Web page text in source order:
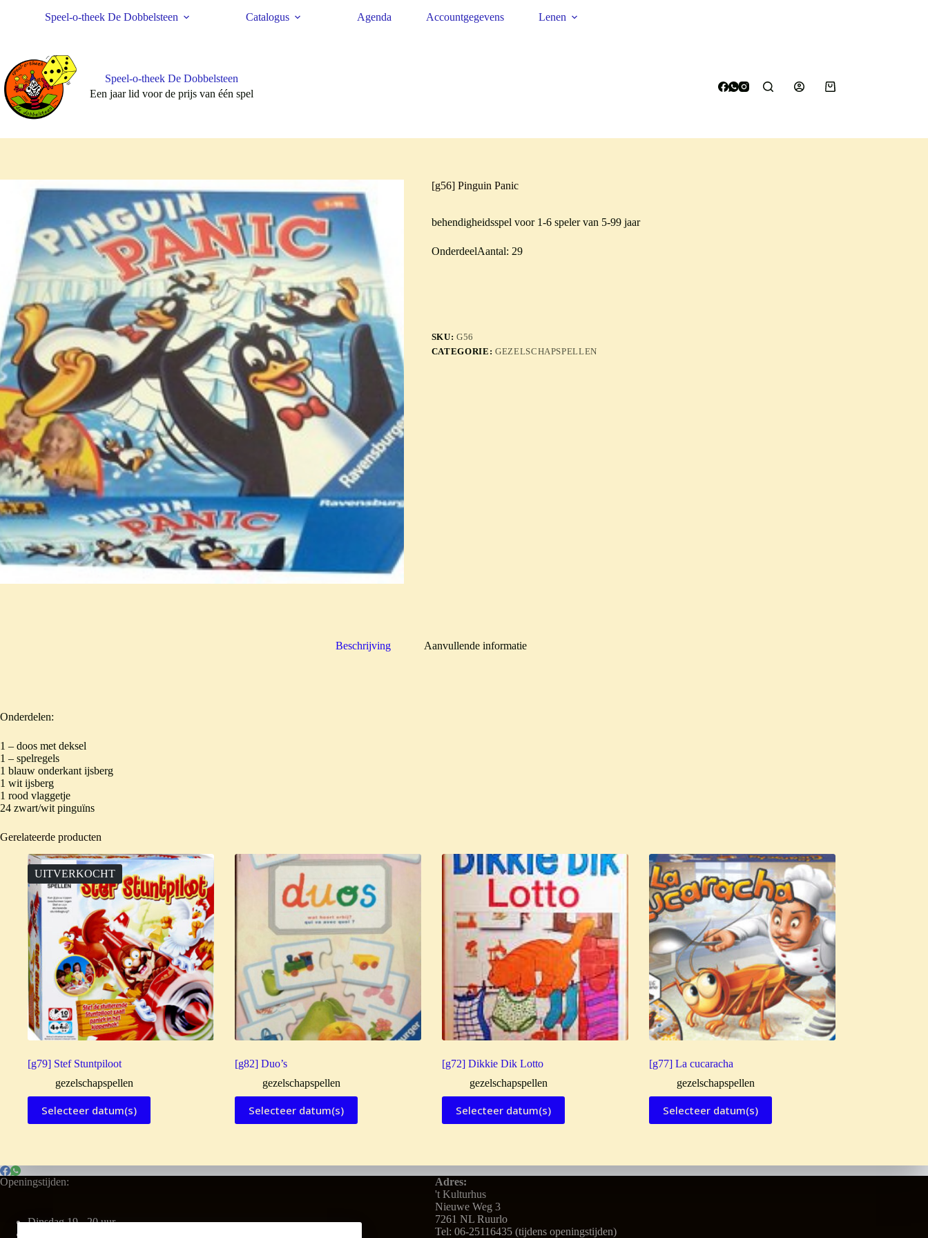
Speel-o-theek De Dobbelsteen Catalogus Agenda Accountgegevens Lenen
Speel-o-theek De Dobbelsteen
Een jaar lid voor de prijs van één spel
Winkelwagen
[g56] Pinguin Panic
behendigheidsspel voor 1-6 speler van 5-99 jaar
OnderdeelAantal: 29
SKU:G56
CATEGORIE: GEZELSCHAPSPELLEN
Beschrijving Aanvullende informatie
Onderdelen:
1 – doos met deksel
1 – spelregels
1 blauw onderkant ijsberg
1 wit ijsberg
1 rood vlaggetje
24 zwart/wit pinguïns
Gerelateerde producten
UITVERKOCHT
[g79] Stef Stuntpiloot
gezelschapspellen
Selecteer datum(s)
[g82] Duo’s
gezelschapspellen
Selecteer datum(s)
[g72] Dikkie Dik Lotto
gezelschapspellen
Selecteer datum(s)
[g77] La cucaracha
gezelschapspellen
Selecteer datum(s)
Openingstijden:
Dinsdag 19 - 20 uur
Adres:
't Kulturhus
Nieuwe Weg 3
7261 NL Ruurlo
Tel: 06-25116435 (tijdens openingstijden)